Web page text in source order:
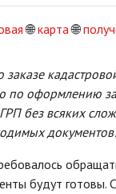
🌐карта🌐
по оформлению
без всяких
будут готовы.